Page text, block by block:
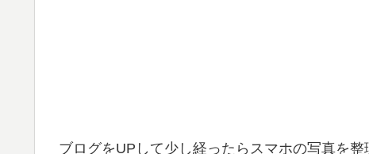
ブログをUPして少し経ったらスマホの写真を整